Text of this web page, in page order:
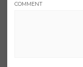
COMMENT